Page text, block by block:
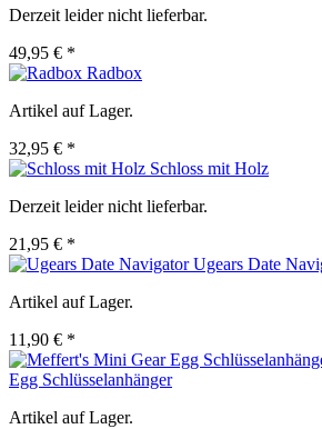
Derzeit leider nicht lieferbar.
49,95 € *
Radbox
Artikel auf Lager.
32,95 € *
Schloss mit Holz
Derzeit leider nicht lieferbar.
21,95 € *
Ugears Date
Artikel auf Lager.
11,90 € *
Egg Schlüsselanhänger
Artikel auf Lager.